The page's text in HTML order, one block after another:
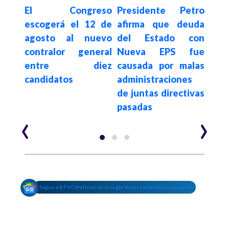
El Congreso
escogerá el 12 de
agosto al nuevo
contralor general
entre diez
candidatos
Presidente Petro
afirma que deuda
del Estado con
Nueva EPS fue
causada por malas
administraciones
de juntas directivas
pasadas
‹ ›
Sigue a RTVC Noticias en Google News y mantente conectado